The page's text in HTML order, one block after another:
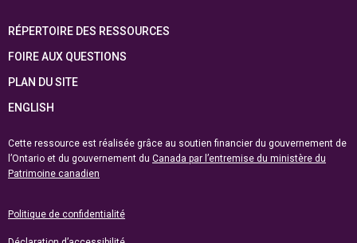
RÉPERTOIRE DES RESSOURCES
FOIRE AUX QUESTIONS
PLAN DU SITE
ENGLISH
Cette ressource est réalisée grâce au soutien financier du gouvernement de
l’Ontario et du gouvernement du Canada par l’entremise du ministère du
Patrimoine canadien
Politique de confidentialité